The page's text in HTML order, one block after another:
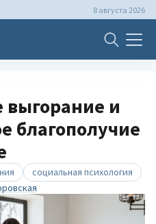
8 августа 2026
и
благополучие
социальная психология